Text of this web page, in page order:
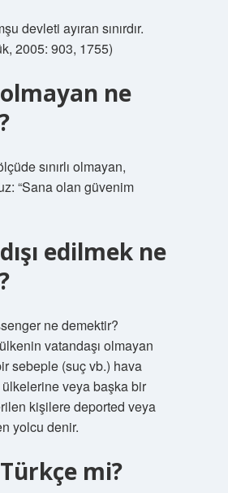
devleti ayıran sınırdır.
2005: 903, 1755)
ne
sınırlı olmayan,
“Sana olan güvenim
edilmek ne
ne demektir?
vatandaşı olmayan
sebeple (suç vb.) hava
veya başka bir
kişilere deported veya
yolcu denir.
mi?